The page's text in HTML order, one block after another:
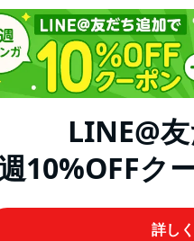
LINE@
10%OFFク
詳し